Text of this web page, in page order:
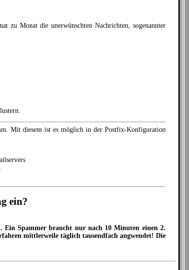
Monat die unerwünschten Nachrichten, sogenannter
Mit diesem ist es möglich in der Postfix-Konfiguration
ein?
Ein Spammer braucht nur nach 10 Minuten einen 2.
mittlerweile täglich tausendfach angwendet! Die